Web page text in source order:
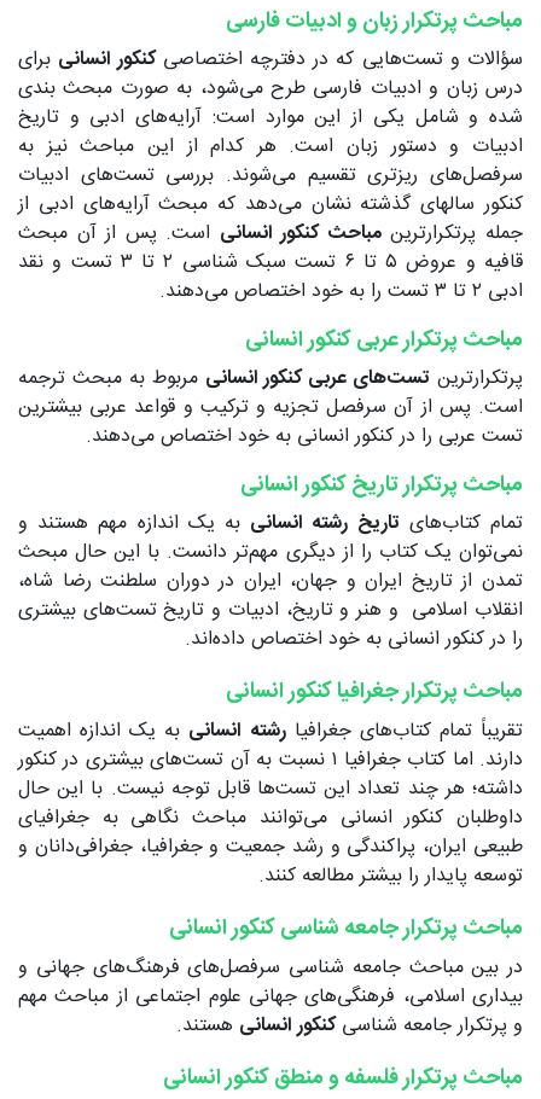
مباحث پرتکرار زبان و ادبیات فارسی
سؤالات و تست‌هایی که در دفترچه اختصاصی کنکور انسانی برای
درس زبان و ادبیات فارسی طرح می‌شود، به صورت مبحث بندی
شده و شامل یکی از این موارد است: آرایه‌های ادبی و تاریخ
ادبیات و دستور زبان است. هر کدام از این مباحث نیز به
سرفصل‌های ریزتری تقسیم می‌شوند. بررسی تست‌های ادبیات
کنکور سالهای گذشته نشان می‌دهد که مبحث آرایه‌های ادبی از
جمله پرتکرارترینمباحث کنکور انسانی است. پس از آن مبحث
قافیه و عروض ۵ تا ۶ تست سبک شناسی ۲ تا ۳ تست و نقد
ادبی ۲ تا ۳ تست را به خود اختصاص می‌دهند.
مباحث پرتکرار عربی کنکور انسانی
پرتکرارترین تست‌های عربی کنکور انسانی مربوط به مبحث ترجمه
است. پس از آن سرفصل تجزیه و ترکیب و قواعد عربی بیشترین
تست عربی را در کنکور انسانی به خود اختصاص می‌دهند.
مباحث پرتکرار تاریخ کنکور انسانی
تمام کتاب‌های تاریخ رشته انسانی به یک اندازه مهم هستند و
نمی‌توان یک کتاب را از دیگری مهم‌تر دانست. با این حال مبحث
تمدن از تاریخ ایران و جهان، ایران در دوران سلطنت رضا شاه،
انقلاب اسلامی و هنر و تاریخ، ادبیات و تاریخ تست‌های بیشتری
را در کنکور انسانی به خود اختصاص داده‌اند.
مباحث پرتکرار جغرافیا کنکور انسانی
تقریباً تمام کتاب‌های جغرافیارشته انسانی به یک اندازه اهمیت
دارند. اما کتاب جغرافیا ۱ نسبت به آن تست‌های بیشتری در کنکور
داشته؛ هر چند تعداد این تست‌ها قابل توجه نیست. با این حال
داوطلبان کنکور انسانی می‌توانند مباحث نگاهی به جغرافیای
طبیعی ایران، پراکندگی و رشد جمعیت و جغرافیا، جغرافی‌دانان و
توسعه پایدار را بیشتر مطالعه کنند.
مباحث پرتکرار جامعه شناسی کنکور انسانی
در بین مباحث جامعه شناسی سرفصل‌های فرهنگ‌های جهانی و
بیداری اسلامی، فرهنگی‌های جهانی علوم اجتماعی از مباحث مهم
و پرتکرار جامعه شناسیکنکور انسانی هستند.
مباحث پرتکرار فلسفه و منطق کنکور انسانی